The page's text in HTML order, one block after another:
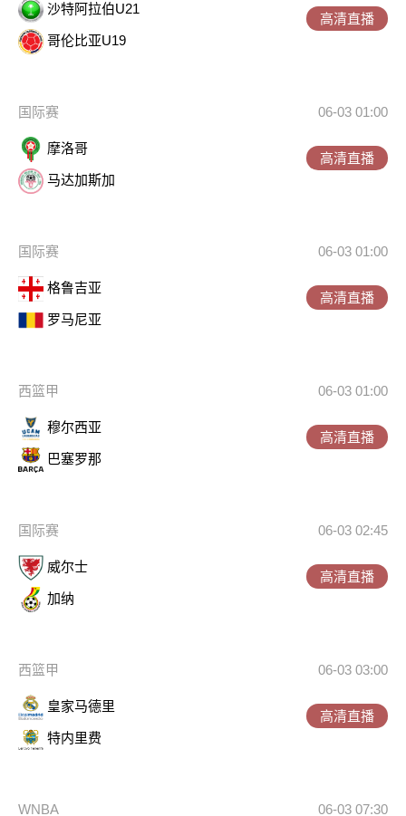
沙特阿拉伯U21
哥伦比亚U19
高清直播
国际赛 06-03 01:00
摩洛哥
马达加斯加
高清直播
国际赛 06-03 01:00
格鲁吉亚
罗马尼亚
高清直播
西篮甲 06-03 01:00
穆尔西亚
巴塞罗那
高清直播
国际赛 06-03 02:45
威尔士
加纳
高清直播
西篮甲 06-03 03:00
皇家马德里
特内里费
高清直播
WNBA 06-03 07:30